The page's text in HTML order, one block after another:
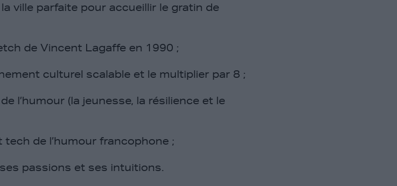
ville parfaite pour accueillir le gratin de
de Vincent Lagaffe en 1990 ;
culturel scalable et le multiplier par 8 ;
l’humour (la jeunesse, la résilience et le
de l’humour francophone ;
passions et ses intuitions.